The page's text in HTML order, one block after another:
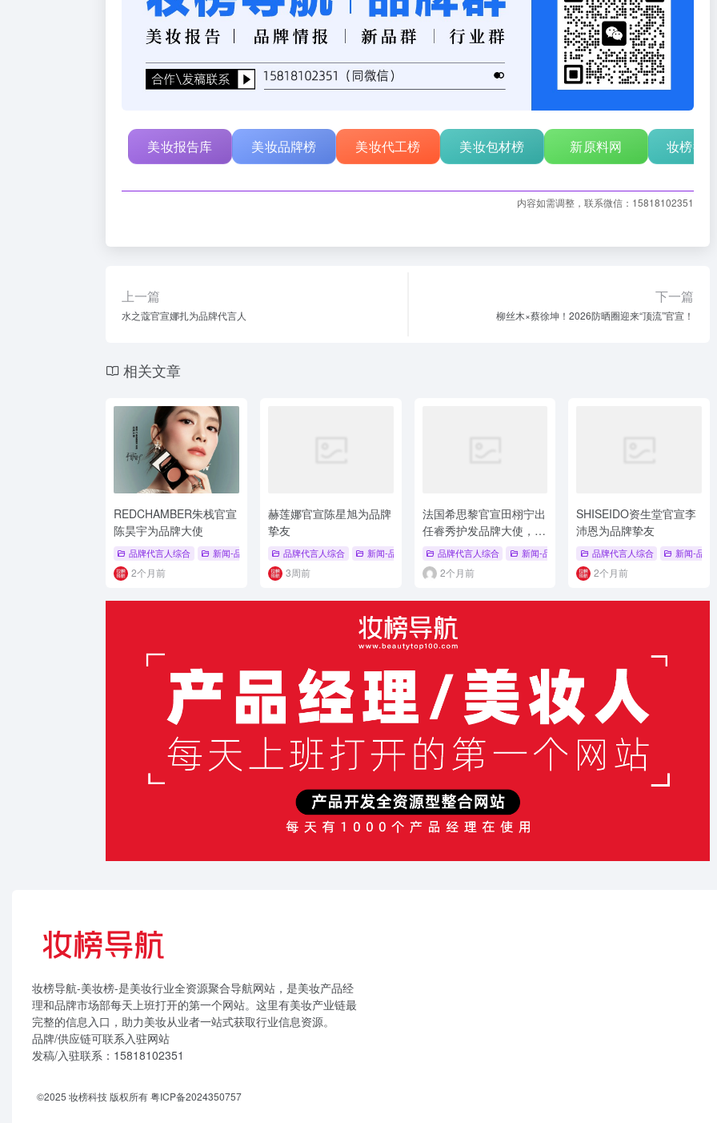
美妆报告库 美妆品牌榜 美妆代工榜 美妆包材榜 新原料网 妆榜行
内容如需调整，联系微信：15818102351
上一篇
水之蔻官宣娜扎为品牌代言人
下一篇
柳丝木×蔡徐坤！2026防晒圈迎来“顶流”官宣！
相关文章
REDCHAMBER朱栈官宣
陈昊宇为品牌大使
品牌代言人综合 新闻-品牌代言人 # 品牌代言人 # REDCHAMBER # 朱栈
2个月前
赫莲娜官宣陈星旭为品牌
挚友
品牌代言人综合 新闻-品牌代言人 # 赫莲娜 # 品牌挚友 # 修护抗老
3周前
法国希思黎官宣田栩宁出
任睿秀护发品牌大使，共
启植萃护发新篇
品牌代言人综合 新闻-品牌代言人
2个月前
SHISEIDO资生堂官宣李
沛恩为品牌挚友
品牌代言人综合 新闻-品牌
2个月前
妆榜导航-美妆榜-是美妆行业全资源聚合导航网站，是美妆产品经
理和品牌市场部每天上班打开的第一个网站。这里有美妆产业链最
完整的信息入口，助力美妆从业者一站式获取行业信息资源。
品牌/供应链可联系入驻网站
发稿/入驻联系：15818102351
©2025 妆榜科技 版权所有粤ICP备2024350757